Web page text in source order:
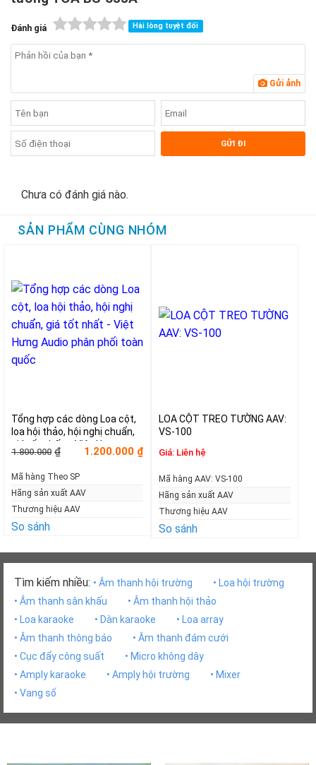
Đánh giá Hài lòng tuyệt đối
Gửi ảnh
Chưa có đánh giá nào.
SẢN PHẨM CÙNG NHÓM
Tổng hợp các dòng Loa cột,
loa hội thảo, hội nghị chuẩn,
giá tốt nhất – Việt Hưng
Audio phân phối toàn quốc
1.800.000 ₫
là:
1.800.000₫.
1.200.000 ₫
tại
là:
1.200.000₫.
Mã hàng Theo SP
Hãng sản xuất AAV
Thương hiệu AAV
So sánh
LOA CỘT TREO TƯỜNG AAV:
VS-100
Giá: Liên hệ
Mã hàng AAV: VS-100
Hãng sản xuất AAV
Thương hiệu AAV
So sánh
Tìm kiếm nhiều: • Âm thanh hội trường
• Loa hội trường
• Âm thanh sân khấu
• Âm thanh hội thảo
• Loa karaoke
• Dàn karaoke
• Loa array
• Âm thanh thông báo
• Âm thanh đám cưới
• Cục đẩy công suất
• Micro không dây
• Amply karaoke
• Amply hội trường
• Mixer
• Vang số